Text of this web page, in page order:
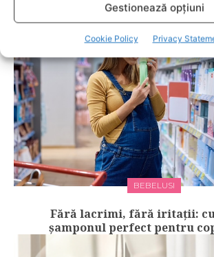
Gestionează opțiuni
Cookie Policy Privacy
BEBELUSI
Fără lacrimi, fără iritații:
șamponul perfect pentru